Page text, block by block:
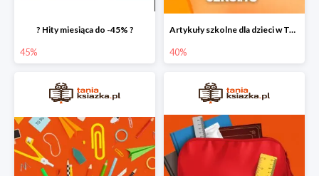
? Hity miesiąca do -45% ?
45%
Artykuły szkolne dla dzieci w Taniej Książce do -40%
40%